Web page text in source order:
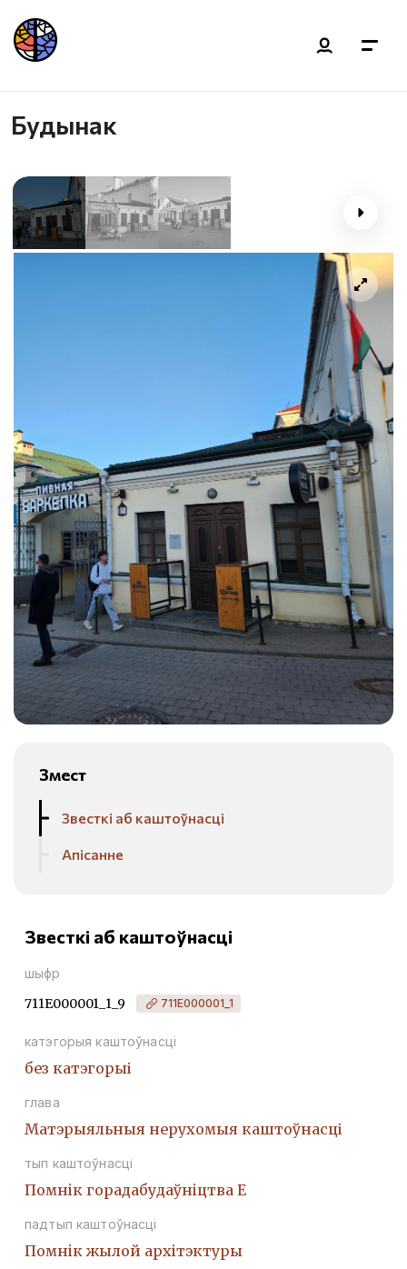
Будынак
Змест
Звесткі аб каштоўнасці
Апісанне
Звесткі аб каштоўнасці
шыфр
711Е000001_1_9 711Е000001_1
катэгорыя каштоўнасці
без катэгорыі
глава
Матэрыяльныя нерухомыя каштоўнасці
тып каштоўнасці
Помнiк горадабудаўнiцтва Е
падтып каштоўнасці
Помнiк жылой архiтэктуры